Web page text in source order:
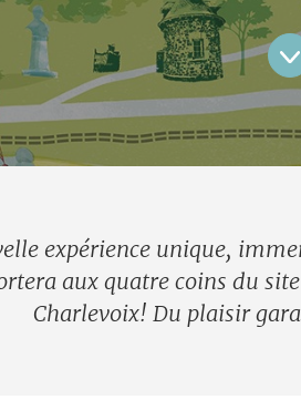
expérience unique,
aux quatre coins du
Charlevoix! Du plaisir